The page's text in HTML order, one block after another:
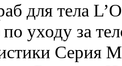
для тела
по уходу за
Серия